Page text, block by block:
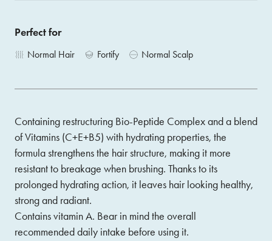
Perfect for
Normal Hair Fortify Normal Scalp
Containing restructuring Bio-Peptide Complex and a blend
of Vitamins (C+E+B5) with hydrating properties, the
formula strengthens the hair structure, making it more
resistant to breakage when brushing. Thanks to its
prolonged hydrating action, it leaves hair looking healthy,
strong and radiant.
Contains vitamin A. Bear in mind the overall
recommended daily intake before using it.